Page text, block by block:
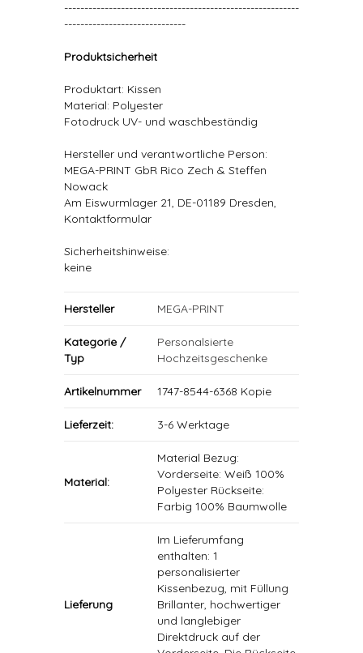
----------------------------------------------------------
------------------------------
Produktsicherheit
Produktart: Kissen
Material: Polyester
Fotodruck UV- und waschbeständig
Hersteller und verantwortliche Person:
MEGA-PRINT GbR Rico Zech & Steffen
Nowack
Am Eiswurmlager 21, DE-01189 Dresden,
Kontaktformular
Sicherheitshinweise:
keine
Hersteller MEGA-PRINT
Kategorie /
Typ
Personalsierte
Hochzeitsgeschenke
Artikelnummer 1747-8544-6368 Kopie
Lieferzeit: 3-6 Werktage
Material:
Material Bezug:
Vorderseite: Weiß 100%
Polyester Rückseite:
Farbig 100% Baumwolle
Lieferung
Im Lieferumfang
enthalten: 1
personalisierter
Kissenbezug, mit Füllung
Brillanter, hochwertiger
und langlebiger
Direktdruck auf der